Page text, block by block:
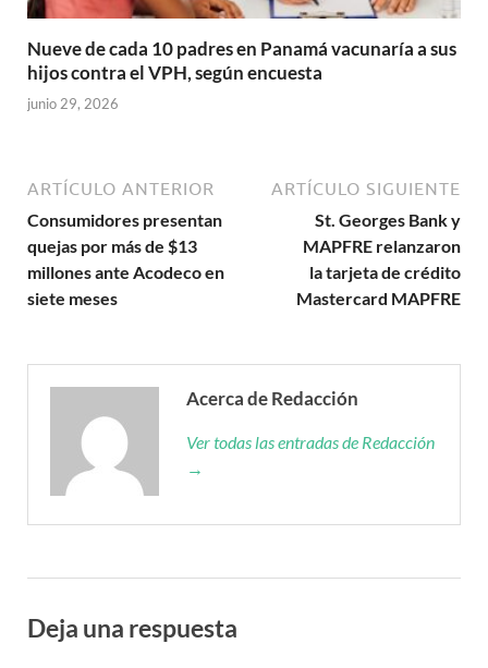
Nueve de cada 10 padres en Panamá vacunaría a sus
hijos contra el VPH, según encuesta
junio 29, 2026
ARTÍCULO ANTERIOR
Consumidores presentan
quejas por más de $13
millones ante Acodeco en
siete meses
ARTÍCULO SIGUIENTE
St. Georges Bank y
MAPFRE relanzaron
la tarjeta de crédito
Mastercard MAPFRE
Acerca de Redacción
Ver todas las entradas de Redacción
→
Deja una respuesta